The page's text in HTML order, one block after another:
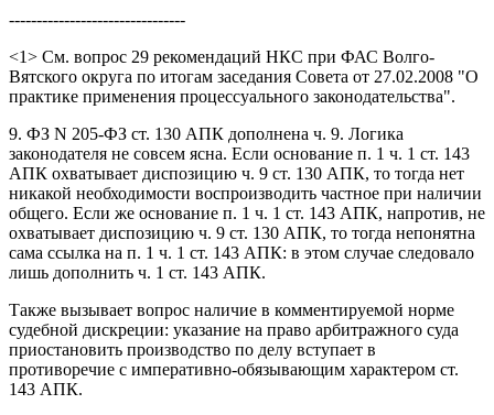
--------------------------------
<1> См. вопрос 29 рекомендаций НКС при ФАС Волго-
Вятского округа по итогам заседания Совета от 27.02.2008 "О
практике применения процессуального законодательства".
9. ФЗ N 205-ФЗ ст. 130 АПК дополнена ч. 9. Логика
законодателя не совсем ясна. Если основание п. 1 ч. 1 ст. 143
АПК охватывает диспозицию ч. 9 ст. 130 АПК, то тогда нет
никакой необходимости воспроизводить частное при наличии
общего. Если же основание п. 1 ч. 1 ст. 143 АПК, напротив, не
охватывает диспозицию ч. 9 ст. 130 АПК, то тогда непонятна
сама ссылка на п. 1 ч. 1 ст. 143 АПК: в этом случае следовало
лишь дополнить ч. 1 ст. 143 АПК.
Также вызывает вопрос наличие в комментируемой норме
судебной дискреции: указание на право арбитражного суда
приостановить производство по делу вступает в
противоречие с императивно-обязывающим характером ст.
143 АПК.